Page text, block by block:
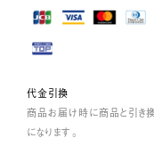
代金引換
商品お届け時に商品と引き
になります。